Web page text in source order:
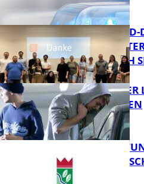
FB News
FB News
MITTELSTAND-
ERFOLGREICH
TRANSPORTER
SUCHT ZEUGEN
DER